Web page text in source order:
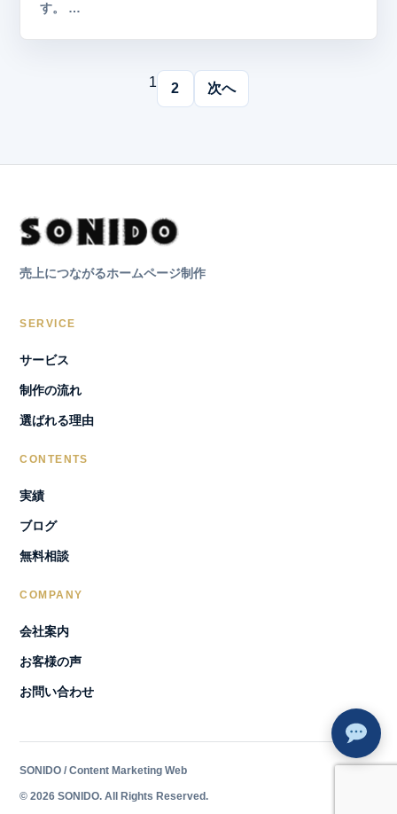
す。 …
1 2 次へ
売上につながるホームページ制作
SERVICE
サービス
制作の流れ
選ばれる理由
CONTENTS
実績
ブログ
無料相談
COMPANY
会社案内
お客様の声
お問い合わせ
SONIDO / Content Marketing Web
© 2026 SONIDO. All Rights Reserved.